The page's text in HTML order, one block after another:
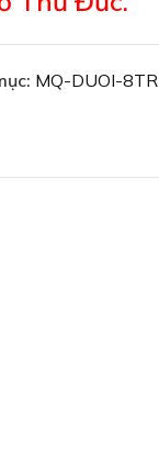
MQ-DUOI-8TR